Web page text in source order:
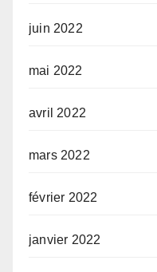
juin 2022
mai 2022
avril 2022
mars 2022
février 2022
janvier 2022